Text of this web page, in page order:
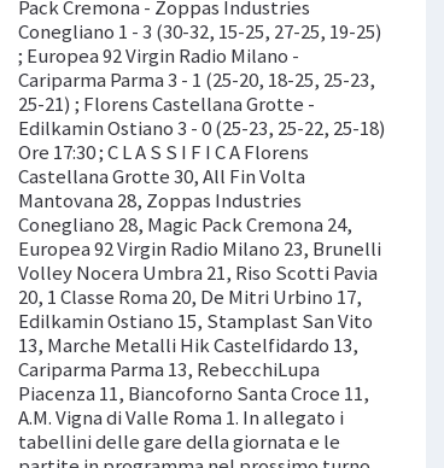
Pack Cremona - Zoppas Industries
Conegliano 1 - 3 (30-32, 15-25, 27-25, 19-25)
; Europea 92 Virgin Radio Milano -
Cariparma Parma 3 - 1 (25-20, 18-25, 25-23,
25-21) ; Florens Castellana Grotte -
Edilkamin Ostiano 3 - 0 (25-23, 25-22, 25-18)
Ore 17:30 ; C L A S S I F I C A Florens
Castellana Grotte 30, All Fin Volta
Mantovana 28, Zoppas Industries
Conegliano 28, Magic Pack Cremona 24,
Europea 92 Virgin Radio Milano 23, Brunelli
Volley Nocera Umbra 21, Riso Scotti Pavia
20, 1 Classe Roma 20, De Mitri Urbino 17,
Edilkamin Ostiano 15, Stamplast San Vito
13, Marche Metalli Hik Castelfidardo 13,
Cariparma Parma 13, RebecchiLupa
Piacenza 11, Biancoforno Santa Croce 11,
A.M. Vigna di Valle Roma 1. In allegato i
tabellini delle gare della giornata e le